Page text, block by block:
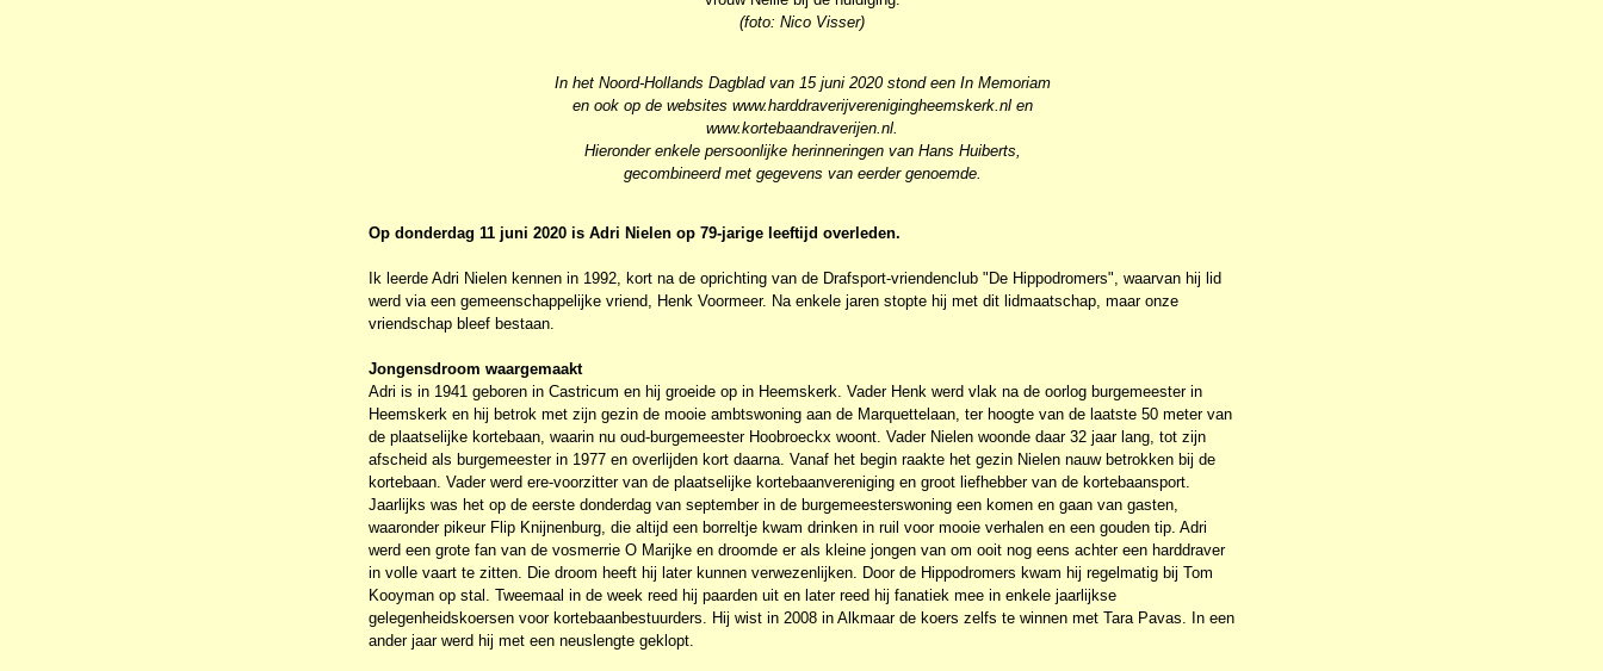
(foto: Nico Visser)
In het Noord-Hollands Dagblad van 15 juni 2020 stond een In Memoriam
en ook op de websites www.harddraverijverenigingheemskerk.nl en
www.kortebaandraverijen.nl.
Hieronder enkele persoonlijke herinneringen van Hans Huiberts,
gecombineerd met gegevens van eerder genoemde.
Op donderdag 11 juni 2020 is Adri Nielen op 79-jarige leeftijd overleden.
Ik leerde Adri Nielen kennen in 1992, kort na de oprichting van de Drafsport-vriendenclub "De Hippodromers", waarvan hij lid
werd via een gemeenschappelijke vriend, Henk Voormeer. Na enkele jaren stopte hij met dit lidmaatschap, maar onze
vriendschap bleef bestaan.
Jongensdroom waargemaakt
Adri is in 1941 geboren in Castricum en hij groeide op in Heemskerk. Vader Henk werd vlak na de oorlog burgemeester in
Heemskerk en hij betrok met zijn gezin de mooie ambtswoning aan de Marquettelaan, ter hoogte van de laatste 50 meter van
de plaatselijke kortebaan, waarin nu oud-burgemeester Hoobroeckx woont. Vader Nielen woonde daar 32 jaar lang, tot zijn
afscheid als burgemeester in 1977 en overlijden kort daarna. Vanaf het begin raakte het gezin Nielen nauw betrokken bij de
kortebaan. Vader werd ere-voorzitter van de plaatselijke kortebaanvereniging en groot liefhebber van de kortebaansport.
Jaarlijks was het op de eerste donderdag van september in de burgemeesterswoning een komen en gaan van gasten,
waaronder pikeur Flip Knijnenburg, die altijd een borreltje kwam drinken in ruil voor mooie verhalen en een gouden tip. Adri
werd een grote fan van de vosmerrie O Marijke en droomde er als kleine jongen van om ooit nog eens achter een harddraver
in volle vaart te zitten. Die droom heeft hij later kunnen verwezenlijken. Door de Hippodromers kwam hij regelmatig bij Tom
Kooyman op stal. Tweemaal in de week reed hij paarden uit en later reed hij fanatiek mee in enkele jaarlijkse
gelegenheidskoersen voor kortebaanbestuurders. Hij wist in 2008 in Alkmaar de koers zelfs te winnen met Tara Pavas. In een
ander jaar werd hij met een neuslengte geklopt.